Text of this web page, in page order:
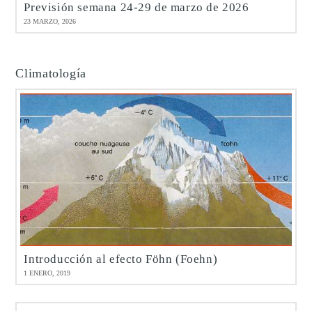
Previsión semana 24-29 de marzo de 2026
23 MARZO, 2026
Climatología
Introducción al efecto Föhn (Foehn)
1 ENERO, 2019